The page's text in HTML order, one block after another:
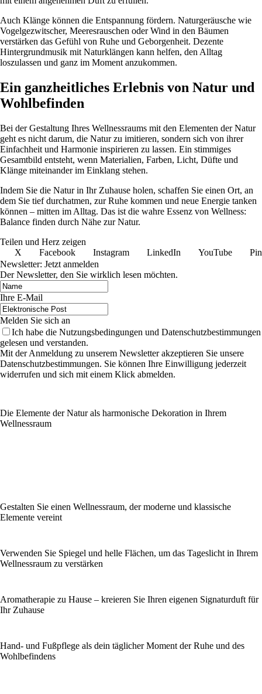
Auch Klänge können die Entspannung fördern. Naturgeräusche wie
Vogelgezwitscher, Meeresrauschen oder Wind in den Bäumen
verstärken das Gefühl von Ruhe und Geborgenheit. Dezente
Hintergrundmusik mit Naturklängen kann helfen, den Alltag
loszulassen und ganz im Moment anzukommen.
Ein ganzheitliches Erlebnis von Natur und
Wohlbefinden
Bei der Gestaltung Ihres Wellnessraums mit den Elementen der Natur
geht es nicht darum, die Natur zu imitieren, sondern sich von ihrer
Einfachheit und Harmonie inspirieren zu lassen. Ein stimmiges
Gesamtbild entsteht, wenn Materialien, Farben, Licht, Düfte und
Klänge miteinander im Einklang stehen.
Indem Sie die Natur in Ihr Zuhause holen, schaffen Sie einen Ort, an
dem Sie tief durchatmen, zur Ruhe kommen und neue Energie tanken
können – mitten im Alltag. Das ist die wahre Essenz von Wellness:
Balance finden durch Nähe zur Natur.
Teilen und Herz zeigen
X
Facebook Instagram LinkedIn YouTube
Newsletter: Jetzt anmelden
Der Newsletter, den Sie wirklich lesen möchten.
Ihre E-Mail
Melden Sie sich an
Ich habe die Nutzungsbedingungen und Datenschutzbestimmungen
gelesen und verstanden.
Mit der Anmeldung zu unserem Newsletter akzeptieren Sie unsere
Datenschutzbestimmungen. Sie können Ihre Einwilligung jederzeit
widerrufen und sich mit einem Klick abmelden.
Die Elemente der Natur als harmonische Dekoration in Ihrem
Wellnessraum
Gestalten Sie einen Wellnessraum, der moderne und klassische
Elemente vereint
Verwenden Sie Spiegel und helle Flächen, um das Tageslicht in Ihrem
Wellnessraum zu verstärken
Aromatherapie zu Hause – kreieren Sie Ihren eigenen Signaturduft für
Ihr Zuhause
Hand- und Fußpflege als dein täglicher Moment der Ruhe und des
Wohlbefindens